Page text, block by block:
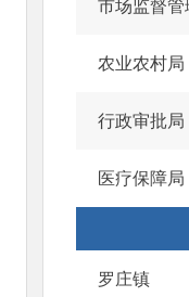
市场监督管
农业农村局
行政审批局
医疗保障局
罗庄镇